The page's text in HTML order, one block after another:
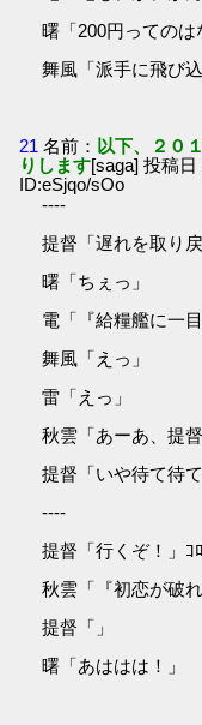
曙「200円ってのは
舞風「派手に飛び
21 名前： 以下、２０
りします[saga] 投稿日
ID:eSjqo/sOo
----
提督「遅れを取り
曙「ちぇっ」
電「『給糧艦に一
舞風「えっ」
雷「えっ」
秋雲「あーあ、提
提督「いや待て待
----
提督「行くぞ！」ｺ
秋雲「『初恋が破
提督「」
曙「あははは！」